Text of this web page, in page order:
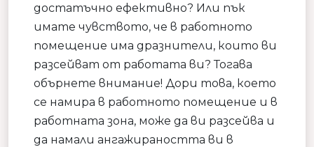
достатъчно ефективно? Или пък
имате чувството, че в работното
помещение има дразнители, които ви
разсейват от работата ви? Тогава
обърнете внимание! Дори това, което
се намира в работното помещение и в
работната зона, може да ви разсейва и
да намали ангажираността ви в